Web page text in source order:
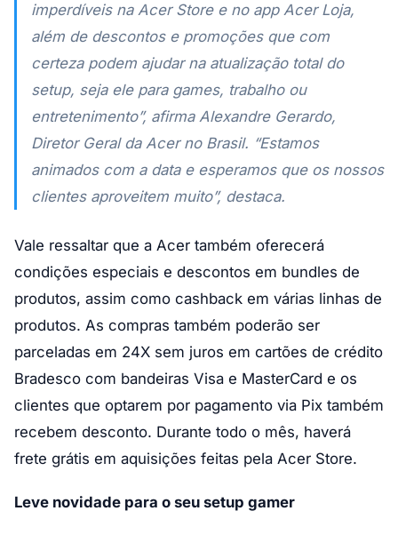
imperdíveis na Acer Store e no app Acer Loja,
além de descontos e promoções que com
certeza podem ajudar na atualização total do
setup, seja ele para games, trabalho ou
entretenimento”, afirma Alexandre Gerardo,
Diretor Geral da Acer no Brasil. “Estamos
animados com a data e esperamos que os nossos
clientes aproveitem muito”, destaca.
Vale ressaltar que a Acer também oferecerá
condições especiais e descontos em bundles de
produtos, assim como cashback em várias linhas de
produtos. As compras também poderão ser
parceladas em 24X sem juros em cartões de crédito
Bradesco com bandeiras Visa e MasterCard e os
clientes que optarem por pagamento via Pix também
recebem desconto. Durante todo o mês, haverá
frete grátis em aquisições feitas pela Acer Store.
Leve novidade para o seu setup gamer